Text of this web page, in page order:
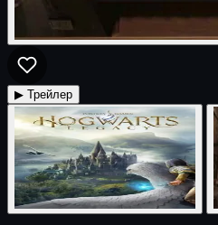
▶ Трейлер